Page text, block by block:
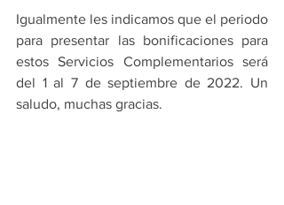
Igualmente les indicamos que el periodo
para presentar las bonificaciones para
estos Servicios Complementarios será
del 1 al 7 de septiembre de 2022. Un
saludo, muchas gracias.